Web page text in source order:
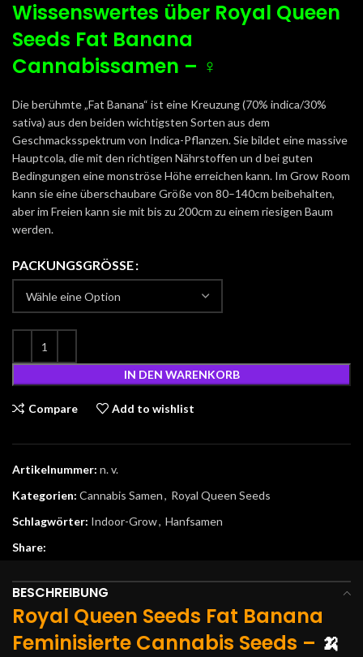
Wissenswertes über Royal Queen
Seeds Fat Banana
Cannabissamen – ♀
Die berühmte „Fat Banana“ ist eine Kreuzung (70% indica/30%
sativa) aus den beiden wichtigsten Sorten aus dem
Geschmacksspektrum von Indica-Pflanzen. Sie bildet eine massive
Hauptcola, die mit den richtigen Nährstoffen un d bei guten
Bedingungen eine monströse Höhe erreichen kann. Im Grow Room
kann sie eine überschaubare Größe von 80–140cm beibehalten,
aber im Freien kann sie mit bis zu 200cm zu einem riesigen Baum
werden.
PACKUNGSGRÖSSE
IN DEN WARENKORB
Compare Add to wishlist
Artikelnummer: n. v.
Kategorien: Cannabis Samen, Royal Queen Seeds
Schlagwörter: Indoor-Grow, Hanfsamen
Share:
BESCHREIBUNG
Royal Queen Seeds Fat Banana
Feminisierte Cannabis Seeds – 🍌